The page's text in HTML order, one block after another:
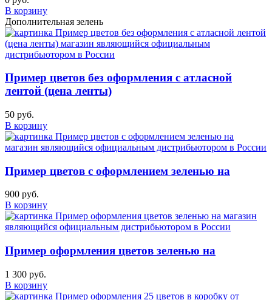
В корзину
Дополнительная зелень
Пример цветов без оформления с атласной
лентой (цена ленты)
50 руб.
В корзину
Пример цветов с оформлением зеленью на
900 руб.
В корзину
Пример оформления цветов зеленью на
1 300 руб.
В корзину